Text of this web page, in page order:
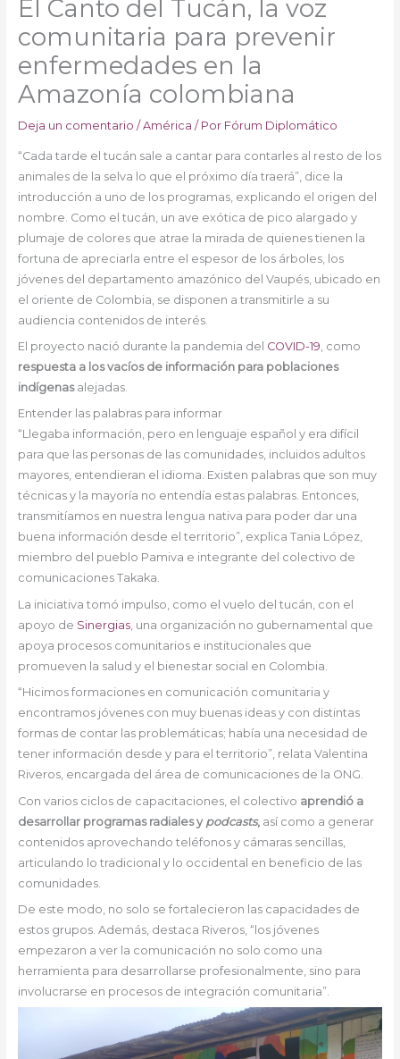
El Canto del Tucán, la voz
comunitaria para prevenir
enfermedades en la
Amazonía colombiana
Deja un comentario / América / Por Fórum Diplomático
“Cada tarde el tucán sale a cantar para contarles al resto de los
animales de la selva lo que el próximo día traerá”, dice la
introducción a uno de los programas, explicando el origen del
nombre. Como el tucán, un ave exótica de pico alargado y
plumaje de colores que atrae la mirada de quienes tienen la
fortuna de apreciarla entre el espesor de los árboles, los
jóvenes del departamento amazónico del Vaupés, ubicado en
el oriente de Colombia, se disponen a transmitirle a su
audiencia contenidos de interés.
El proyecto nació durante la pandemia del COVID-19, como
respuesta a los vacíos de información para poblaciones
indígenasalejadas.
Entender las palabras para informar
“Llegaba información, pero en lenguaje español y era difícil
para que las personas de las comunidades, incluidos adultos
mayores, entendieran el idioma. Existen palabras que son muy
técnicas y la mayoría no entendía estas palabras. Entonces,
transmitíamos en nuestra lengua nativa para poder dar una
buena información desde el territorio”, explica Tania López,
miembro del pueblo Pamiva e integrante del colectivo de
comunicaciones Takaka.
La iniciativa tomó impulso, como el vuelo del tucán, con el
apoyo de Sinergias, una organización no gubernamental que
apoya procesos comunitarios e institucionales que
promueven la salud y el bienestar social en Colombia.
“Hicimos formaciones en comunicación comunitaria y
encontramos jóvenes con muy buenas ideas y con distintas
formas de contar las problemáticas; había una necesidad de
tener información desde y para el territorio”, relata Valentina
Riveros, encargada del área de comunicaciones de la ONG.
Con varios ciclos de capacitaciones, el colectivo aprendió a
desarrollar programas radiales y podcasts, así como a generar
contenidos aprovechando teléfonos y cámaras sencillas,
articulando lo tradicional y lo occidental en beneficio de las
comunidades.
De este modo, no solo se fortalecieron las capacidades de
estos grupos. Además, destaca Riveros, “los jóvenes
empezaron a ver la comunicación no solo como una
herramienta para desarrollarse profesionalmente, sino para
involucrarse en procesos de integración comunitaria”.